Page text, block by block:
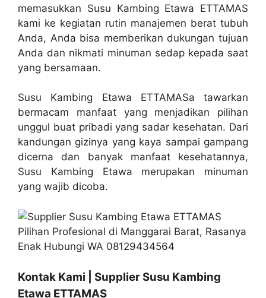
memasukkan Susu Kambing Etawa ETTAMAS
kami ke kegiatan rutin manajemen berat tubuh
Anda, Anda bisa memberikan dukungan tujuan
Anda dan nikmati minuman sedap kepada saat
yang bersamaan.
Susu Kambing Etawa ETTAMASa tawarkan
bermacam manfaat yang menjadikan pilihan
unggul buat pribadi yang sadar kesehatan. Dari
kandungan gizinya yang kaya sampai gampang
dicerna dan banyak manfaat kesehatannya,
Susu Kambing Etawa merupakan minuman
yang wajib dicoba.
Kontak Kami | Supplier Susu Kambing
Etawa ETTAMAS